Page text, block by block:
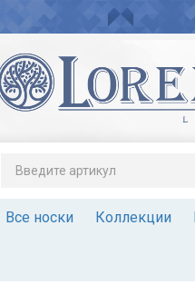
Все носки Коллекции